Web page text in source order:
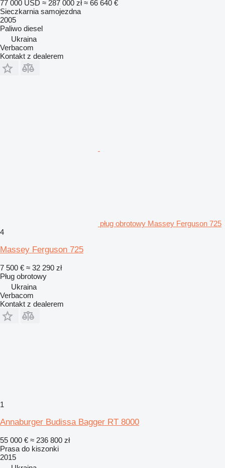
77 000 USD ≈ 287 000 zł ≈ 66 640 €
Sieczkarnia samojezdna
2005
Paliwo diesel
Ukraina
Verbacom
Kontakt z dealerem
pług obrotowy Massey Ferguson 725
4
Massey Ferguson 725
7 500 € ≈ 32 290 zł
Pług obrotowy
Ukraina
Verbacom
Kontakt z dealerem
1
Annaburger Budissa Bagger RT 8000
55 000 € ≈ 236 800 zł
Prasa do kiszonki
2015